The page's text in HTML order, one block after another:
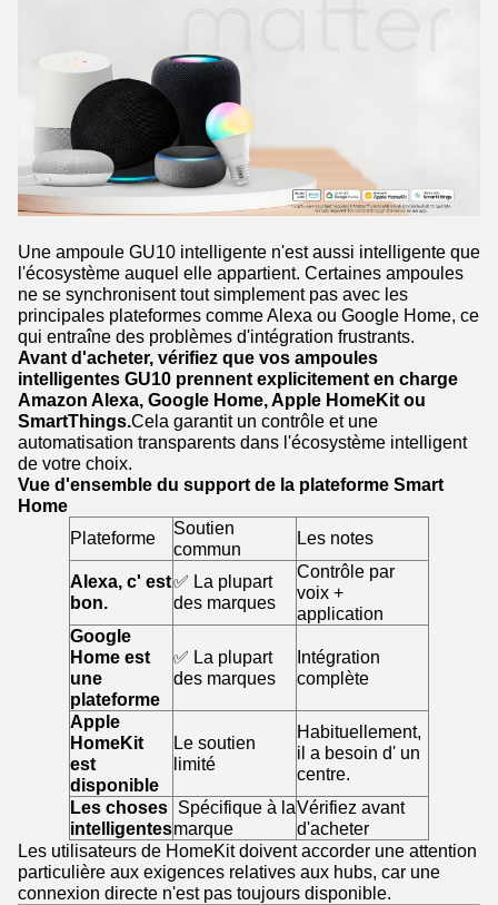
Une ampoule GU10 intelligente n'est aussi intelligente que
l'écosystème auquel elle appartient. Certaines ampoules
ne se synchronisent tout simplement pas avec les
principales plateformes comme Alexa ou Google Home, ce
qui entraîne des problèmes d'intégration frustrants.
Avant d'acheter, vérifiez que vos ampoules
intelligentes GU10 prennent explicitement en charge
Amazon Alexa, Google Home, Apple HomeKit ou
SmartThings.Cela garantit un contrôle et une
automatisation transparents dans l'écosystème intelligent
de votre choix.
Vue d'ensemble du support de la plateforme Smart
Home
Plateforme
Soutien
commun
Les notes
Alexa, c' est
bon.
✅ La plupart
des marques
Contrôle par
voix +
application
Google
Home est
une
plateforme
✅ La plupart
des marques
Intégration
complète
Apple
HomeKit
est
disponible
Le soutien
limité
Habituellement,
il a besoin d' un
centre.
Les choses
intelligentes
️ Spécifique à la
marque
Vérifiez avant
d'acheter
Les utilisateurs de HomeKit doivent accorder une attention
particulière aux exigences relatives aux hubs, car une
connexion directe n'est pas toujours disponible.